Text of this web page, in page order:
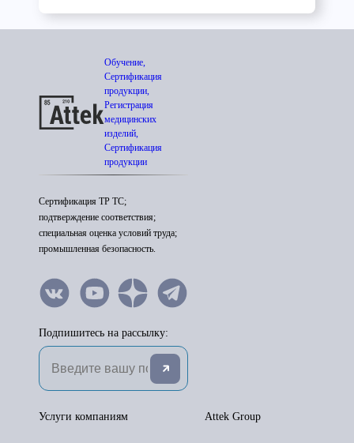
Обучение,
Сертификация
продукции,
Регистрация
медицинских
изделий,
Сертификация
продукции
Сертификация ТР ТС;
подтверждение соответствия;
специальная оценка условий труда;
промышленная безопасность.
Подпишитесь на рассылку:
Attek Group
Услуги компаниям